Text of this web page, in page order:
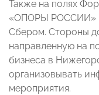
Также на полях
«ОПОРЫ РОССИИ»
Сбером. Стороны
направленную на
бизнеса в
организовывать
мероприятия.